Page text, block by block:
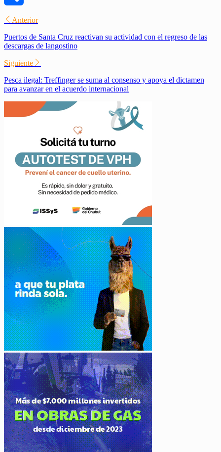
Compartir
Anterior
Puertos de Santa Cruz reactivan su actividad con el regreso de las
descargas de langostino
Siguiente
​Pesca ilegal: Treffinger se suma al consenso y apoya el dictamen
para avanzar en el acuerdo internacional